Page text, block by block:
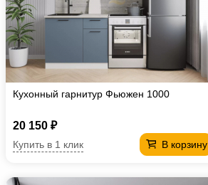
Кухонный гарнитур Фьюжен 1000
20 150 ₽
В корзину
Купить в 1 клик